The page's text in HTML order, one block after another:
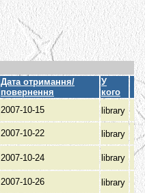
Дата отримання/
повернення
У
кого
2007-10-15 library
2007-10-22 library
2007-10-24 library
2007-10-26 library